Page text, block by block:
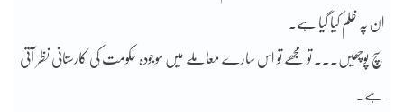
ان پہ ظلم کیا گیا ہے۔
سچ پوچھیں۔۔۔ تو مجھے تو اس سارے معاملے میں موجودہ حکومت کی کارستانی نظر آتی
ہے۔